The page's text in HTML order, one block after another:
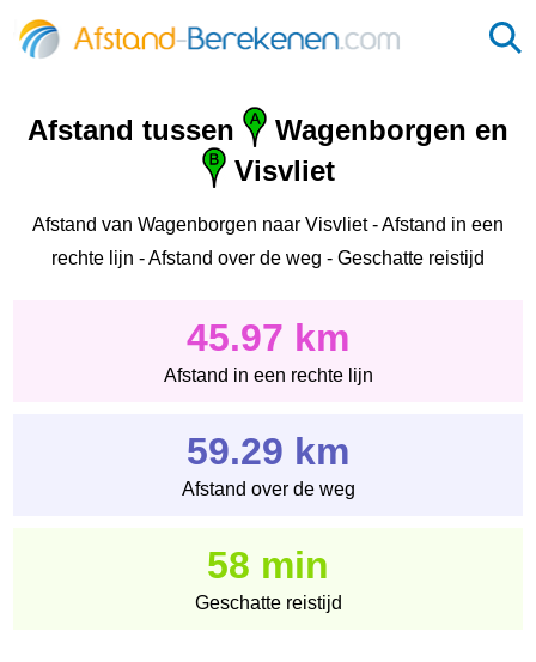
Afstand tussen
Wagenborgen en
Visvliet
Afstand van Wagenborgen naar Visvliet - Afstand in een
rechte lijn - Afstand over de weg - Geschatte reistijd
45.97 km
Afstand in een rechte lijn
59.29 km
Afstand over de weg
58 min
Geschatte reistijd